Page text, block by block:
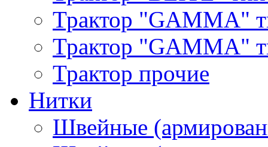
Трактор "GAMMA"
Трактор "GAMMA"
Трактор прочие
Нитки
Швейные